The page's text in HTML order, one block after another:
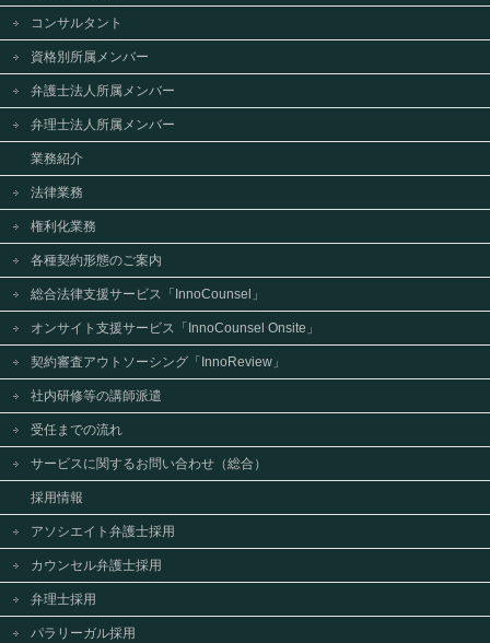
コンサルタント
資格別所属メンバー
弁護士法人所属メンバー
弁理士法人所属メンバー
業務紹介
法律業務
権利化業務
各種契約形態のご案内
総合法律支援サービス「InnoCounsel」
オンサイト支援サービス「InnoCounsel Onsite」
契約審査アウトソーシング「InnoReview」
社内研修等の講師派遣
受任までの流れ
サービスに関するお問い合わせ（総合）
採用情報
アソシエイト弁護士採用
カウンセル弁護士採用
弁理士採用
パラリーガル採用